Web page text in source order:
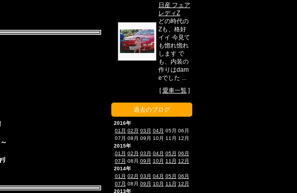
日産 フェア
レディZ
どの時代の
Zも、格好
イイ 今見て
も惚れ惚れ
します で
も、内装の
作りはdam
eでした ...
[愛車一覧 ]
過去のブログ
2016年
01月 02月 03月 04月 05月 06月
07月 08月 09月 10月 11月 12月
2015年
01月 02月 03月 04月 05月 06月
07月 08月 09月 10月 11月 12月
2014年
01月 02月 03月 04月 05月 06月
07月 08月 09月 10月 11月 12月
2013年